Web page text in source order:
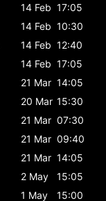
14 Feb 17:05
14 Feb 10:30
14 Feb 12:40
14 Feb 17:05
21 Mar 14:05
20 Mar 15:30
21 Mar 07:30
21 Mar 09:40
21 Mar 14:05
2 May
15:05
1 May
15:00